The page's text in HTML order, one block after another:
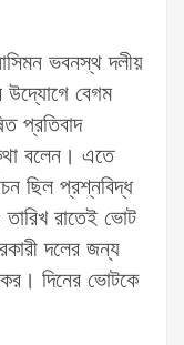
ভবনস্থ দলীয়
উদ্যোগে বেগম
প্রতিবাদ
বলেন। এতে
ছিল প্রশ্নবিদ্ধ
তারিখ রাতেই ভোট
দলের জন্য
দিনের ভোটকে